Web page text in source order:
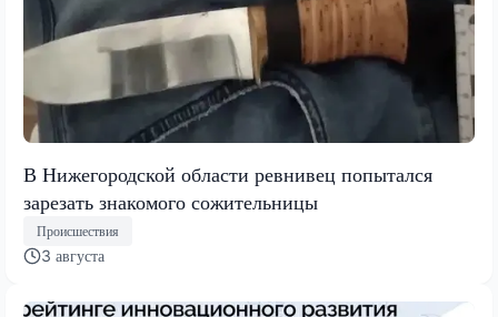
В Нижегородской области ревнивец попытался
зарезать знакомого сожительницы
Происшествия
3 августа